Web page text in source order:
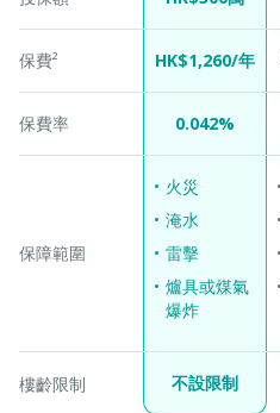
保費² HK$1,260/年
保費率 0.042%
保障範圍
火災
淹水
雷擊
爐具或煤氣
爆炸
樓齡限制 不設限制